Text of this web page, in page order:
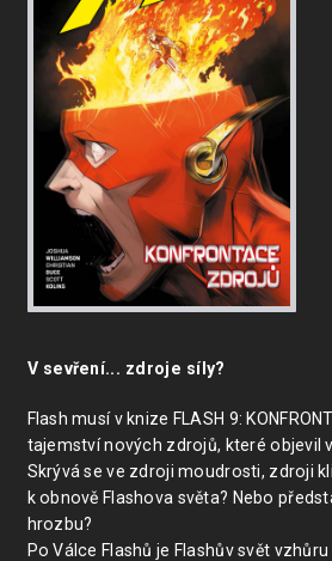
V sevření... zdroje síly?
Flash musí v knize FLASH 9:
tajemství nových zdrojů, které objevil
Skrývá se ve zdroji moudrosti, zdroji
k obnově Flashova světa? Nebo
hrozbu?
Po Válce Flashů je Flashův svět